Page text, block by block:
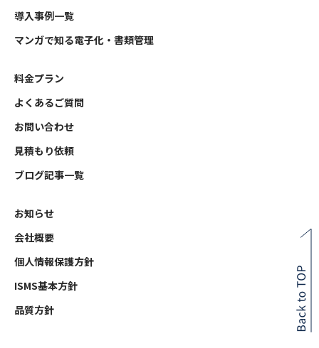
導入事例一覧
マンガで知る電子化・書類管理
料金プラン
よくあるご質問
お問い合わせ
見積もり依頼
ブログ記事一覧
お知らせ
会社概要
個人情報保護方針
ISMS基本方針
品質方針